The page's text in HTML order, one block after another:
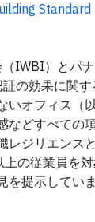
Standard
IWBI）とパ
の効果に関
いオフィス（
などすべての
レジリエンス
の従業員を
提示していま